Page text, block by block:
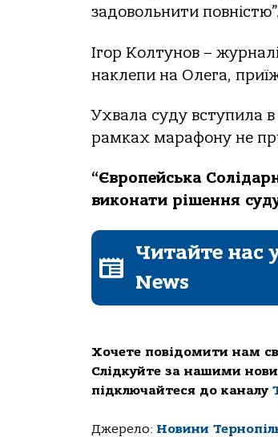
задовольнити повністю”.
Ігор Колтунов –
наклепи на Олега,
Ухвала суду вступила в
рамках марафону не
“Європейська
виконати рішення
Читайте нас
News
Хочете повідомити нам
Слідкуйте за нашими
підключайтеся до каналу
Джерело: Новини